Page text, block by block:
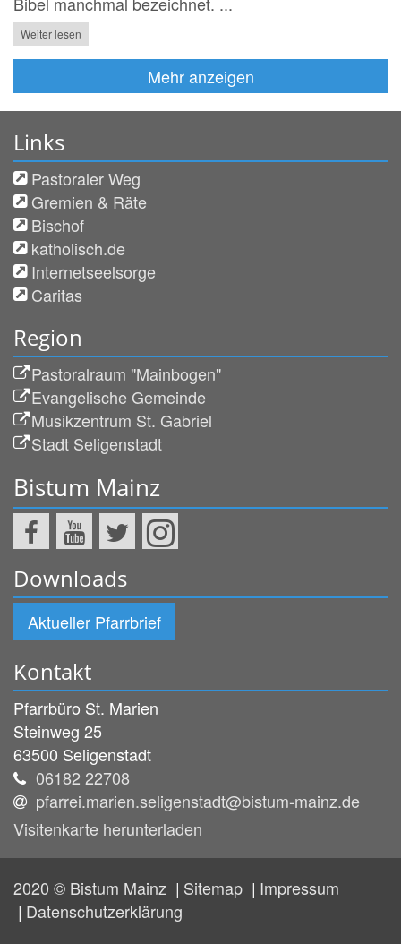
Weiter lesen
Mehr anzeigen
Links
Pastoraler Weg
Gremien & Räte
Bischof
katholisch.de
Internetseelsorge
Caritas
Region
Pastoralraum "Mainbogen"
Evangelische Gemeinde
Musikzentrum St. Gabriel
Stadt Seligenstadt
Bistum Mainz
Downloads
Aktueller Pfarrbrief
Kontakt
Pfarrbüro St. Marien
Steinweg 25
63500 Seligenstadt
06182 22708
pfarrei.marien.seligenstadt@bistum-mainz.de
Visitenkarte herunterladen
2020 © Bistum Mainz Sitemap
Impressum
Datenschutzerklärung